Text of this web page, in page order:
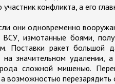
конфликта, а его
они одновременно
измотанные боями,
Поставки ракет большой
на значительном
сложной мишенью.
возможностью перезарядить